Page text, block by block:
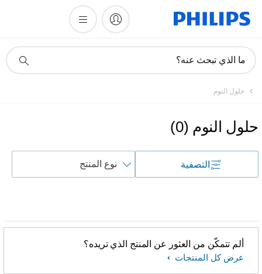
دعم
ما الذي تبحث عنه؟
حلول النوم
حلول النوم (
0
)
التصفية
حسب
ألم تتمكّن من العثور عن المنتج الذي تريده؟
عرض كل المنتجات